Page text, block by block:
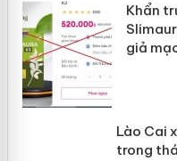
Khẩn
giả
Lào
mại